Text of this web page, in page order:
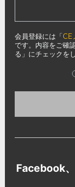
会員登録には「CE
です。内容をご確
る」にチェックを
Facebook